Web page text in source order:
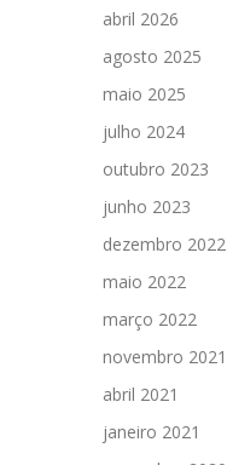
abril 2026
agosto 2025
maio 2025
julho 2024
outubro 2023
junho 2023
dezembro 2022
maio 2022
março 2022
novembro 2021
abril 2021
janeiro 2021